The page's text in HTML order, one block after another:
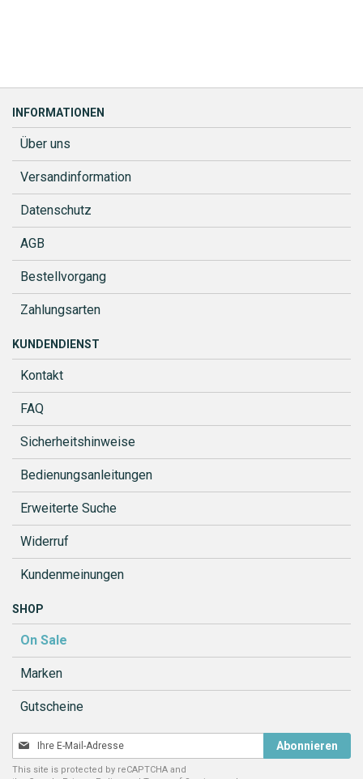
INFORMATIONEN
Über uns
Versandinformation
Datenschutz
AGB
Bestellvorgang
Zahlungsarten
KUNDENDIENST
Kontakt
FAQ
Sicherheitshinweise
Bedienungsanleitungen
Erweiterte Suche
Widerruf
Kundenmeinungen
SHOP
On Sale
Marken
Gutscheine
Melden
Sie
sich
Abonnieren
This site is protected by reCAPTCHA and